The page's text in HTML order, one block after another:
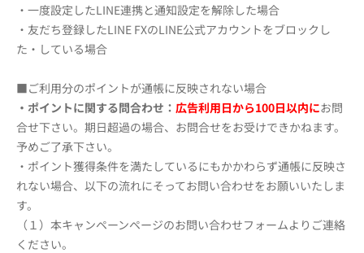
・一度設定したLINE連携と通知設定を解除した場合
・友だち登録したLINE FXのLINE公式アカウントをブロックし
た・している場合
■ご利用分のポイントが通帳に反映されない場合
・ポイントに関する問合わせ： 広告利用日から100日以内にお問
合せ下さい。期日超過の場合、お問合せをお受けできかねます。
予めご了承下さい。
・ポイント獲得条件を満たしているにもかかわらず通帳に反映さ
れない場合、以下の流れにそってお問い合わせをお願いいたしま
す。
（１）本キャンペーンページのお問い合わせフォームよりご連絡
ください。